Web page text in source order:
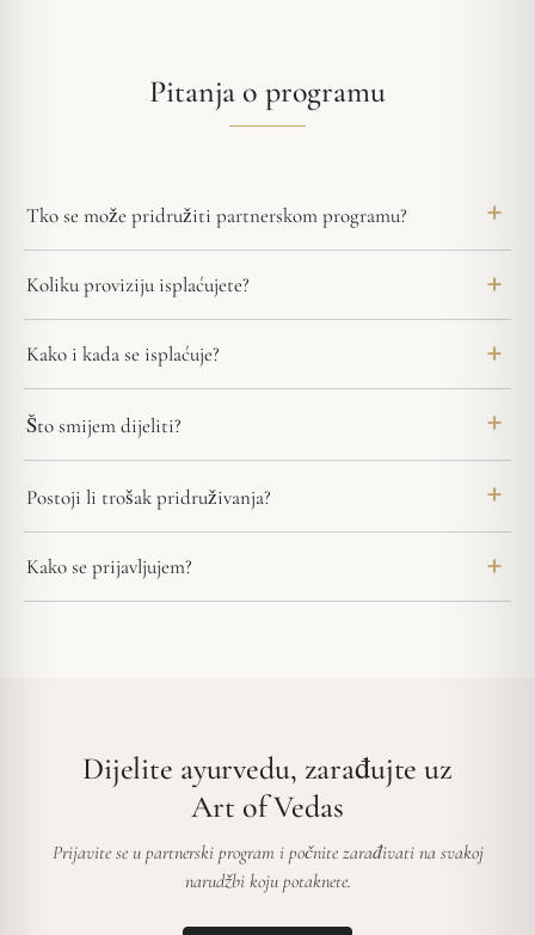
Pitanja o programu
Tko se može pridružiti partnerskom programu?
Koliku proviziju isplaćujete?
Kako i kada se isplaćuje?
Što smijem dijeliti?
Postoji li trošak pridruživanja?
Kako se prijavljujem?
Dijelite ayurvedu, zarađujte uz
Art of Vedas
Prijavite se u partnerski program i počnite zarađivati na svakoj
narudžbi koju potaknete.